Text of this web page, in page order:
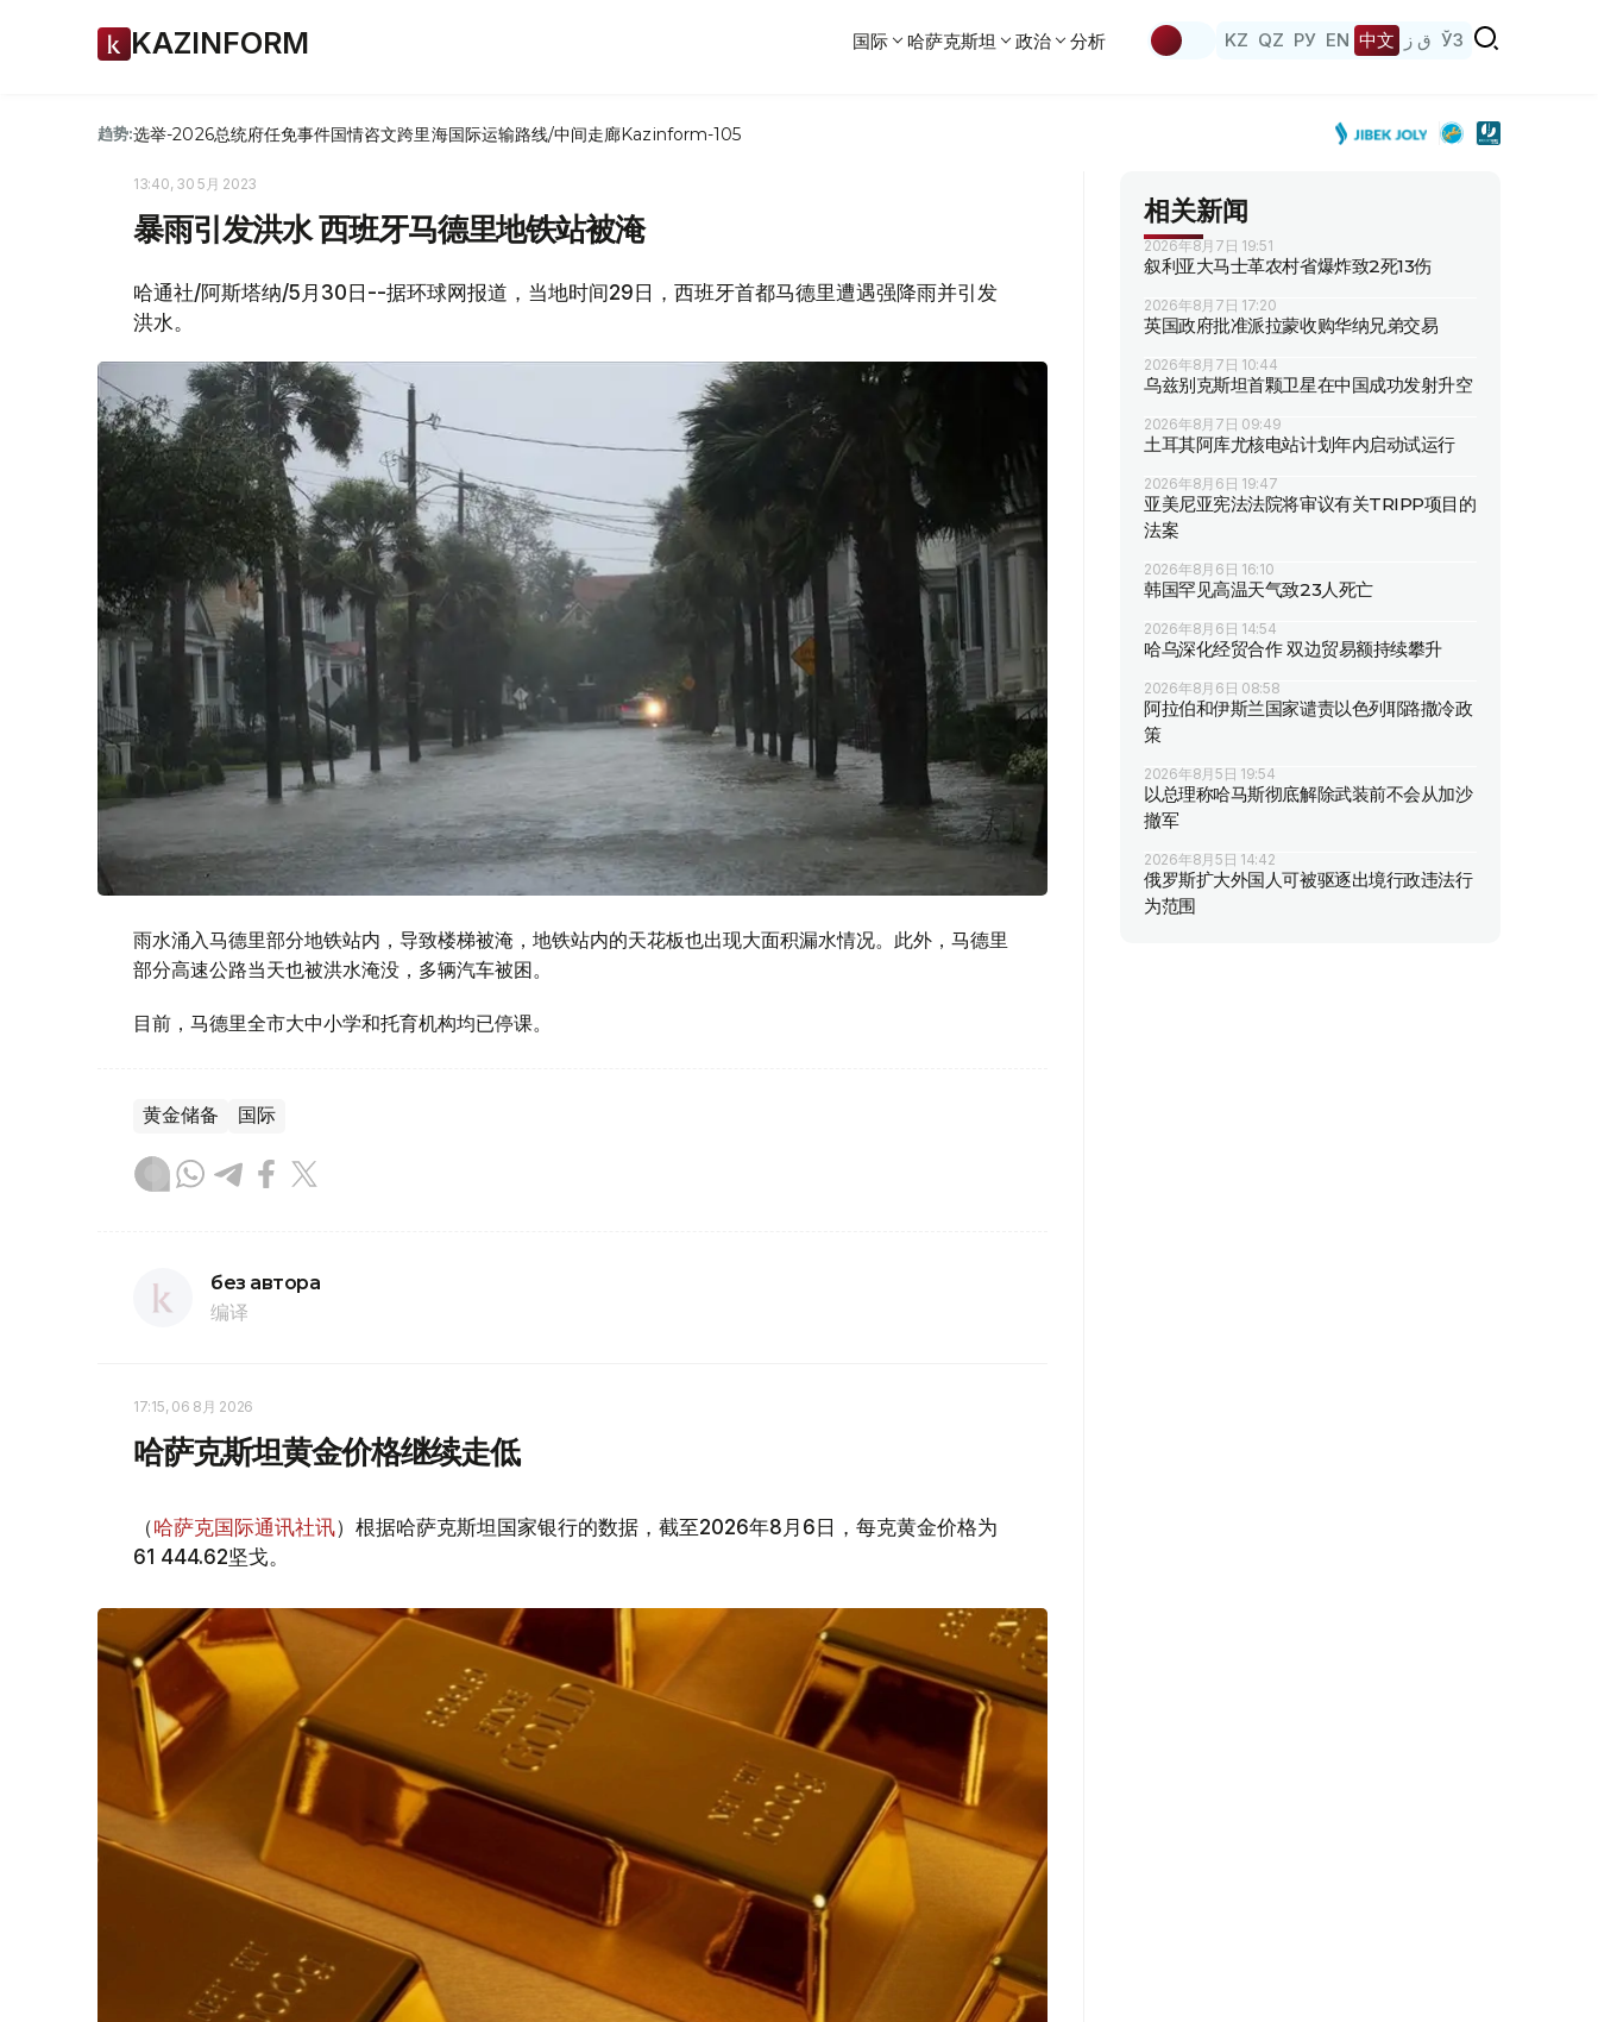
KAZINFORM 国际 哈萨克斯坦 政治 分析 KZ QZ РУ EN 中文 ق ز ЎЗ
趋势:选举-2026总统府任免事件国情咨文跨里海国际运输路线/中间走廊Kazinform-105
13:40, 30 5月 2023
暴雨引发洪水 西班牙马德里地铁站被淹
哈通社/阿斯塔纳/5月30日--据环球网报道，当地时间29日，西班牙首都马德里遭遇强降雨并引发
洪水。
雨水涌入马德里部分地铁站内，导致楼梯被淹，地铁站内的天花板也出现大面积漏水情况。此外，马德里
部分高速公路当天也被洪水淹没，多辆汽车被困。
目前，马德里全市大中小学和托育机构均已停课。
黄金储备 国际
без автора
编译
17:15, 06 8月 2026
哈萨克斯坦黄金价格继续走低
（哈萨克国际通讯社讯）根据哈萨克斯坦国家银行的数据，截至2026年8月6日，每克黄金价格为
61 444.62坚戈。
相关新闻
2026年8月7日 19:51
叙利亚大马士革农村省爆炸致2死13伤
2026年8月7日 17:20
英国政府批准派拉蒙收购华纳兄弟交易
2026年8月7日 10:44
乌兹别克斯坦首颗卫星在中国成功发射升空
2026年8月7日 09:49
土耳其阿库尤核电站计划年内启动试运行
2026年8月6日 19:47
亚美尼亚宪法法院将审议有关TRIPP项目的
法案
2026年8月6日 16:10
韩国罕见高温天气致23人死亡
2026年8月6日 14:54
哈乌深化经贸合作 双边贸易额持续攀升
2026年8月6日 08:58
阿拉伯和伊斯兰国家谴责以色列耶路撒冷政
策
2026年8月5日 19:54
以总理称哈马斯彻底解除武装前不会从加沙
撤军
2026年8月5日 14:42
俄罗斯扩大外国人可被驱逐出境行政违法行
为范围